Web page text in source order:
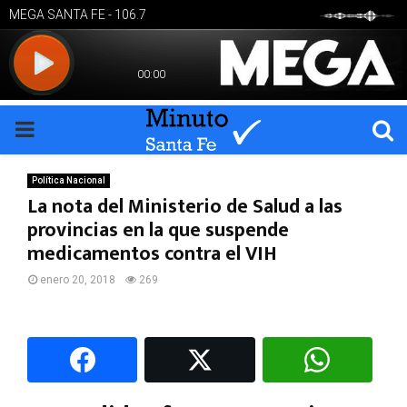
PRIMARY
MENU
Política Nacional
La nota del Ministerio de Salud a las
provincias en la que suspende
medicamentos contra el VIH
enero 20, 2018 269